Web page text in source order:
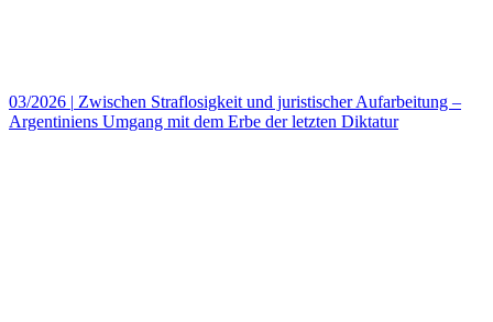
03/2026 | Zwischen Straflosigkeit und juristischer Aufarbeitung –
Argentiniens Umgang mit dem Erbe der letzten Diktatur